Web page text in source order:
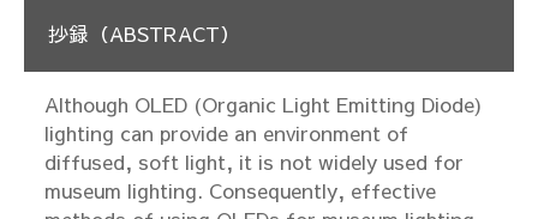
抄録（ABSTRACT）
Although OLED (Organic Light Emitting Diode)
lighting can provide an environment of
diffused, soft light, it is not widely used for
museum lighting. Consequently, effective